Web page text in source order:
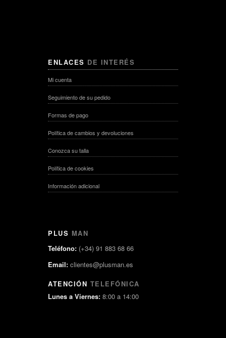
ENLACES DE INTERÉS
Mi cuenta
Seguimiento de su pedido
Formas de pago
Política de cambios y devoluciones
Conozca su talla
Política de cookies
Información adicional
PLUS MAN
Teléfono: (+34) 91 883 68 66
Email: clientes@plusman.es
ATENCIÓN TELEFÓNICA
Lunes a Viernes: 8:00 a 14:00